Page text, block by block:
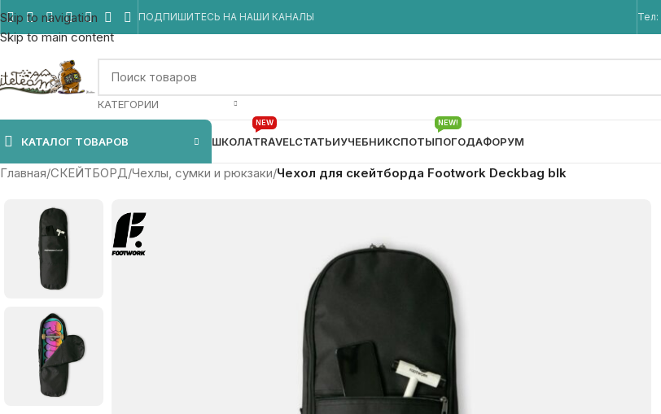
Skip to navigation
Skip to main content
ПОДПИШИТЕСЬ НА НАШИ КАНАЛЫ
Тел:
КАТЕГОРИИ
КАТАЛОГ ТОВАРОВ ШКОЛАTRAVEL
NEW
СТАТЬИУЧЕБНИКСПОТЫПОГОДА
NEW!
ФОРУМ
Главная/СКЕЙТБОРД/Чехлы, сумки и рюкзаки/Чехол для скейтборда Footwork Deckbag blk